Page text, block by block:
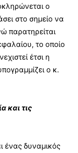
ο
στο σημείο να
παρατηρείται
το οποίο
έτσι η
ο κ.
και τις
ένας δυναμικός